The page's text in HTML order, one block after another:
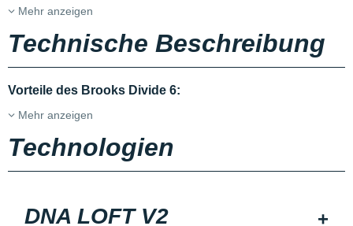
Mehr anzeigen
Technische Beschreibung
Vorteile des Brooks Divide 6:
Mehr anzeigen
Technologien
DNA LOFT V2